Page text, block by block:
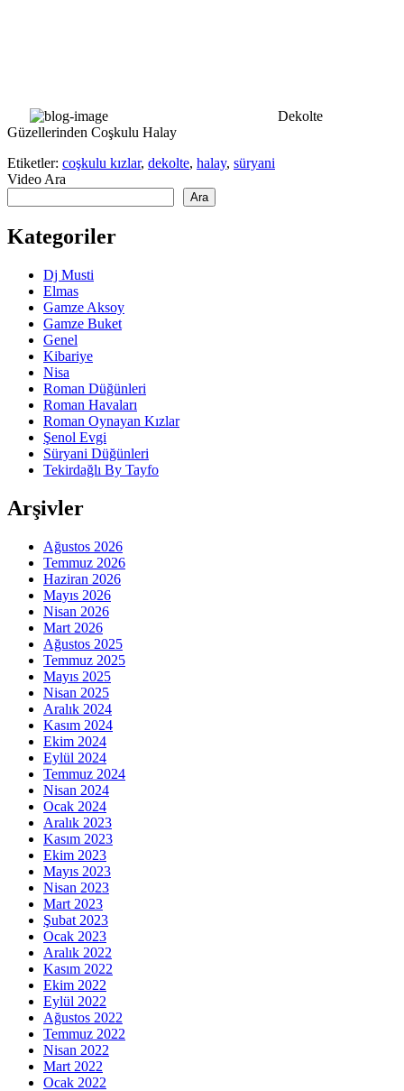
Dekolte
Güzellerinden Coşkulu Halay
Etiketler: coşkulu kızlar, dekolte, halay, süryani
Video Ara
Ara
Kategoriler
Dj Musti
Elmas
Gamze Aksoy
Gamze Buket
Genel
Kibariye
Nisa
Roman Düğünleri
Roman Havaları
Roman Oynayan Kızlar
Şenol Evgi
Süryani Düğünleri
Tekirdağlı By Tayfo
Arşivler
Ağustos 2026
Temmuz 2026
Haziran 2026
Mayıs 2026
Nisan 2026
Mart 2026
Ağustos 2025
Temmuz 2025
Mayıs 2025
Nisan 2025
Aralık 2024
Kasım 2024
Ekim 2024
Eylül 2024
Temmuz 2024
Nisan 2024
Ocak 2024
Aralık 2023
Kasım 2023
Ekim 2023
Mayıs 2023
Nisan 2023
Mart 2023
Şubat 2023
Ocak 2023
Aralık 2022
Kasım 2022
Ekim 2022
Eylül 2022
Ağustos 2022
Temmuz 2022
Nisan 2022
Mart 2022
Ocak 2022